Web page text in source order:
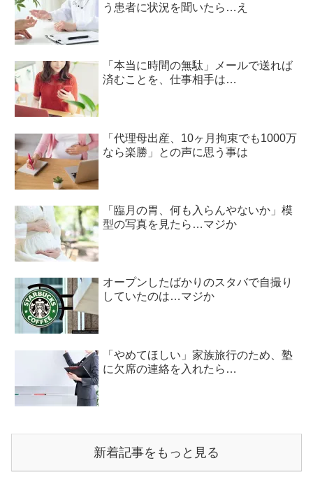
う患者に状況を聞いたら…え
「本当に時間の無駄」メールで送れば
済むことを、仕事相手は…
「代理母出産、10ヶ月拘束でも1000万
なら楽勝」との声に思う事は
「臨月の胃、何も入らんやないか」模
型の写真を見たら…マジか
オープンしたばかりのスタバで自撮り
していたのは…マジか
「やめてほしい」家族旅行のため、塾
に欠席の連絡を入れたら…
新着記事をもっと見る